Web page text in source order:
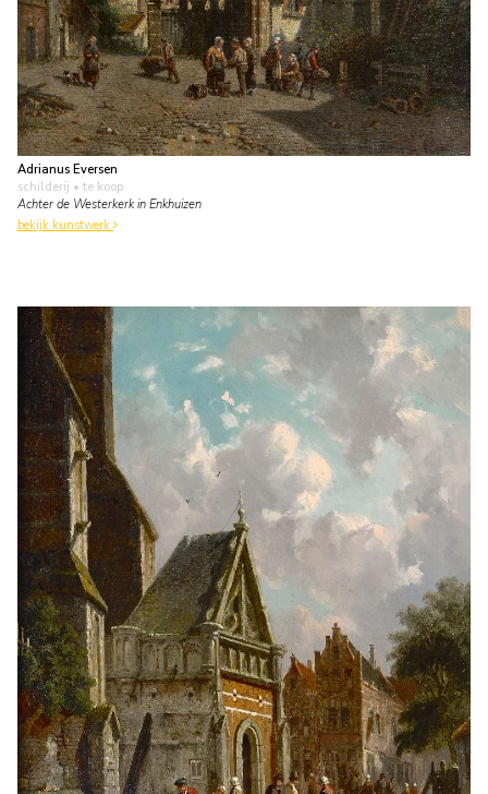
Adrianus Eversen
schilderij • te koop
Achter de Westerkerk in Enkhuizen
bekijk kunstwerk